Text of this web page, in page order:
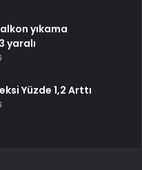
yıkama
yaralı
Yüzde 1,2 Arttı